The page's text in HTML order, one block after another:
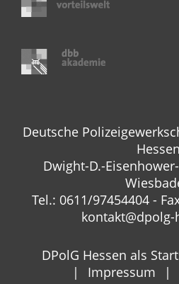
Deutsche
Hessen
Dwight-D.-
Tel.: 0611/97454404 -
kontakt@dpolg-
DPolG Hessen als
Impressum